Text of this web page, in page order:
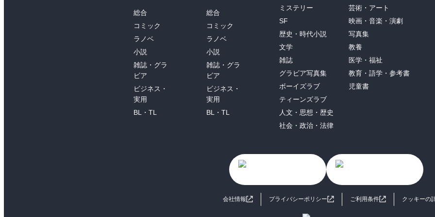
総合
コミック
ラノベ
小説
雑誌・グラ
ビア
ビジネス・
実用
BL・TL
総合
コミック
ラノベ
小説
雑誌・グラ
ビア
ビジネス・
実用
BL・TL
ミステリー
SF
歴史・時代小説
文学
雑誌
グラビア写真集
ボーイズラブ
ティーンズラブ
人文・思想・歴史
社会・政治・法律
芸術・アート
映画・音楽・演劇
写真集
教養
医学・福祉
教育・語学・参考書
児童書
会社情報 プライバシーポリシー ご利用条件 クッキーの